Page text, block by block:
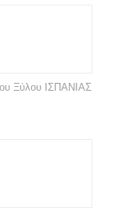
Ξύλου ΙΣΠΑΝΙΑΣ